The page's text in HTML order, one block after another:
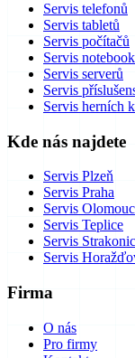
Servis telefonů
Servis tabletů
Servis počítačů
Servis
Servis serverů
Servis
Servis herních
Kde nás najdete
Servis Plzeň
Servis Praha
Servis Olomouc
Servis Teplice
Servis
Servis
Firma
O nás
Pro firmy